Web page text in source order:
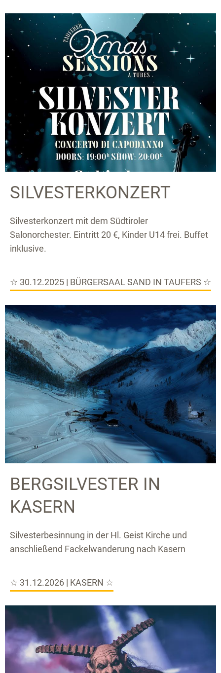
SILVESTERKONZERT
Silvesterkonzert mit dem Südtiroler
Salonorchester. Eintritt 20 €, Kinder U14 frei. Buffet
inklusive.
☆ 30.12.2025 | BÜRGERSAAL SAND IN TAUFERS ☆
BERGSILVESTER IN
KASERN
Silvesterbesinnung in der Hl. Geist Kirche und
anschließend Fackelwanderung nach Kasern
☆ 31.12.2026 | KASERN ☆